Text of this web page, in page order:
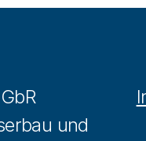
und